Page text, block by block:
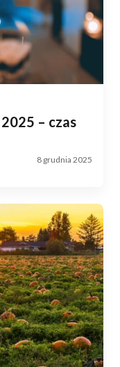
– czas
8 grudnia 2025